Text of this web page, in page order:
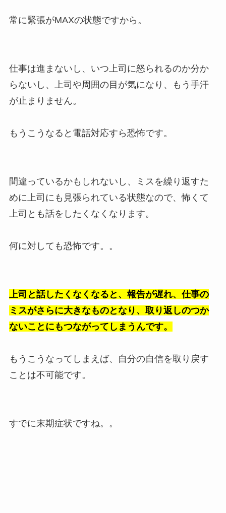
常に緊張がMAXの状態ですから。
仕事は進まないし、いつ上司に怒られるのか分か
らないし、上司や周囲の目が気になり、もう手汗
が止まりません。
もうこうなると電話対応すら恐怖です。
間違っているかもしれないし、ミスを繰り返すた
めに上司にも見張られている状態なので、怖くて
上司とも話をしたくなくなります。
何に対しても恐怖です。。
上司と話したくなくなると、報告が遅れ、仕事の
ミスがさらに大きなものとなり、取り返しのつか
ないことにもつながってしまうんです。
もうこうなってしまえば、自分の自信を取り戻す
ことは不可能です。
すでに末期症状ですね。。